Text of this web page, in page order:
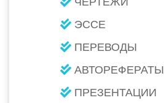
ЭССЕ
ПЕРЕВОДЫ
АВТОРЕФЕРАТЫ
ПРЕЗЕНТАЦИИ